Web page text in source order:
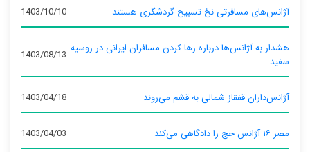
آژانس‌های مسافرتی نخ تسبیح گردشگری هستند 1403/10/10
هشدار به آژانس‌ها درباره رها کردن مسافران ایرانی در روسیه
سفید
1403/08/13
آژانس‌داران قفقاز شمالی به قشم می‌روند 1403/04/18
مصر ۱۶ آژانس حج را دادگاهی می‌کند 1403/04/03